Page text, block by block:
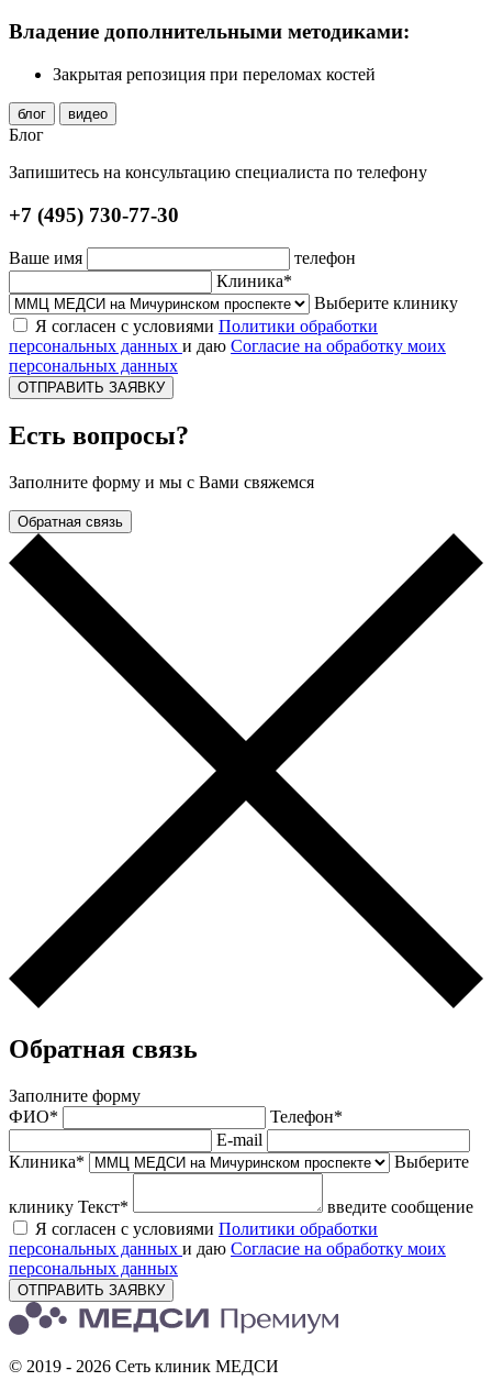
Владение дополнительными методиками:
Закрытая репозиция при переломах костей
блог видео
Блог
Запишитесь на консультацию специалиста по телефону
+7 (495) 730-77-30
Ваше имя
телефон
Клиника*
Выберите клинику
Я согласен с условиями Политики обработки
персональных данных и даю Согласие на обработку моих
персональных данных
ОТПРАВИТЬ ЗАЯВКУ
Есть вопросы?
Заполните форму и мы с Вами свяжемся
Обратная связь
Обратная связь
Заполните форму
ФИО*
Телефон*
E-mail
Клиника*
Выберите
клинику Текст*
введите сообщение
Я согласен с условиями Политики обработки
персональных данных и даю Согласие на обработку моих
персональных данных
ОТПРАВИТЬ ЗАЯВКУ
© 2019 - 2026 Сеть клиник МЕДСИ